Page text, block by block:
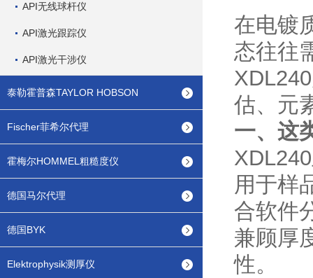
API无线球杆仪
API激光跟踪仪
API激光干涉仪
泰勒霍普森TAYLOR HOBSON
Fischer菲希尔代理
霍梅尔HOMMEL粗糙度仪
德国马尔代理
德国BYK
Elektrophysik测厚仪
在电镀
态往往
估、元
一、这
用于样
合软件
兼顾厚
性。